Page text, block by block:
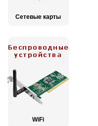
Сетевые карты
WiFi